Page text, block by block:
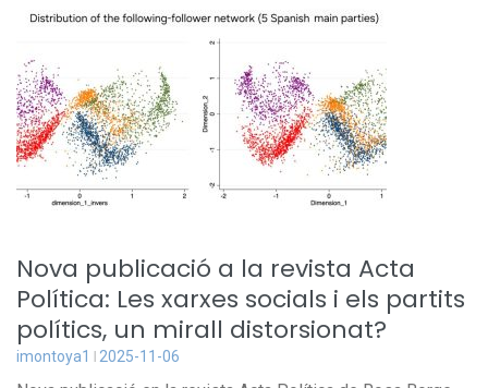
Nova publicació a la revista Acta
Política: Les xarxes socials i els partits
polítics, un mirall distorsionat?
imontoya1 2025-11-06